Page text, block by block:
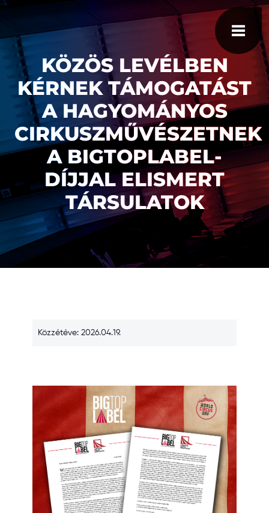
KÖZÖS LEVÉLBEN
KÉRNEK TÁMOGATÁST
A HAGYOMÁNYOS
CIRKUSZMŰVÉSZETNEK
A BIGTOPLABEL-
DÍJJAL ELISMERT
TÁRSULATOK
Közzétéve: 2026.04.19.